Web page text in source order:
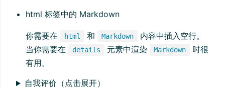
html 标签中的 Markdown
你需要在 html 和 Markdown
内容中插入空行。
当你需要在
details 元素中渲染 Markdown
时很
有用。
自我评价（点击展开）